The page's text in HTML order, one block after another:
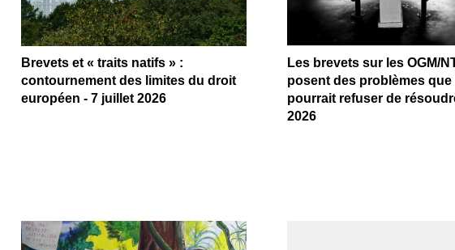
Brevets et « traits natifs » :
contournement des limites du droit
européen - 7 juillet 2026
Les brevets sur les OGM/
posent des problèmes que
pourrait refuser de
2026